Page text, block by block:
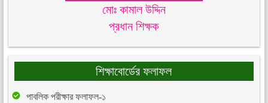
মোঃ কামাল উদ্দিন
প্রধান শিক্ষক
শিক্ষাবোর্ডের ফলাফল
পাবলিক পরীক্ষার ফলাফল-১